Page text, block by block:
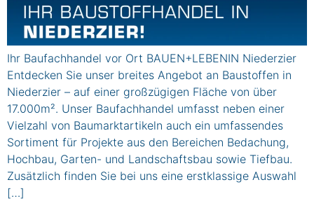
Ihr Baufachhandel vor Ort BAUEN+LEBENIN Niederzier
Entdecken Sie unser breites Angebot an Baustoffen in
Niederzier – auf einer großzügigen Fläche von über
17.000m². Unser Baufachhandel umfasst neben einer
Vielzahl von Baumarktartikeln auch ein umfassendes
Sortiment für Projekte aus den Bereichen Bedachung,
Hochbau, Garten- und Landschaftsbau sowie Tiefbau.
Zusätzlich finden Sie bei uns eine erstklassige Auswahl
[…]